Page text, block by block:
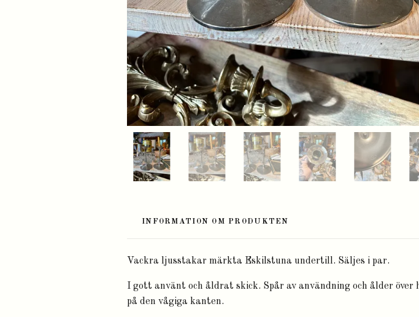
INFORMATION OM PRODUKTEN
Vackra ljusstakar märkta Eskilstuna undertill. Säljes i par.
I gott använt och åldrat skick. Spår av användning och ålder
på den vågiga kanten.